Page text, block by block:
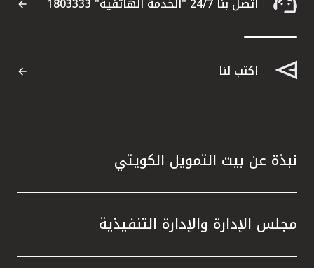
اكتب لنا
نبذة عن بيت التمويل الكويتي
مجلس الإدارة والإدارة التنفيذية